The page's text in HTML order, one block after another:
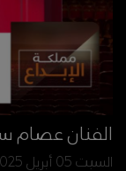
الفنان عصام
السبت 05 أبريل 2025